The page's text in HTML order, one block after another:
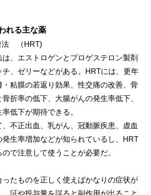
れる主な薬
法 （HRT)
、エストロゲンとプロゲステロン製剤
チ、ゼリーなどがある。HRTには、更年
粘膜の若返り効果、性交痛の改善、骨
折率の低下、大腸がんの発生率低下、
低下が期待できる。
不正出血、乳がん、冠動脈疾患、虚血
生率増加などが知られているし、HRT
で注意して使うことが必要だ。
たものを正しく使えばかなりの症状が
証や投与量を誤ると副作用が出ること